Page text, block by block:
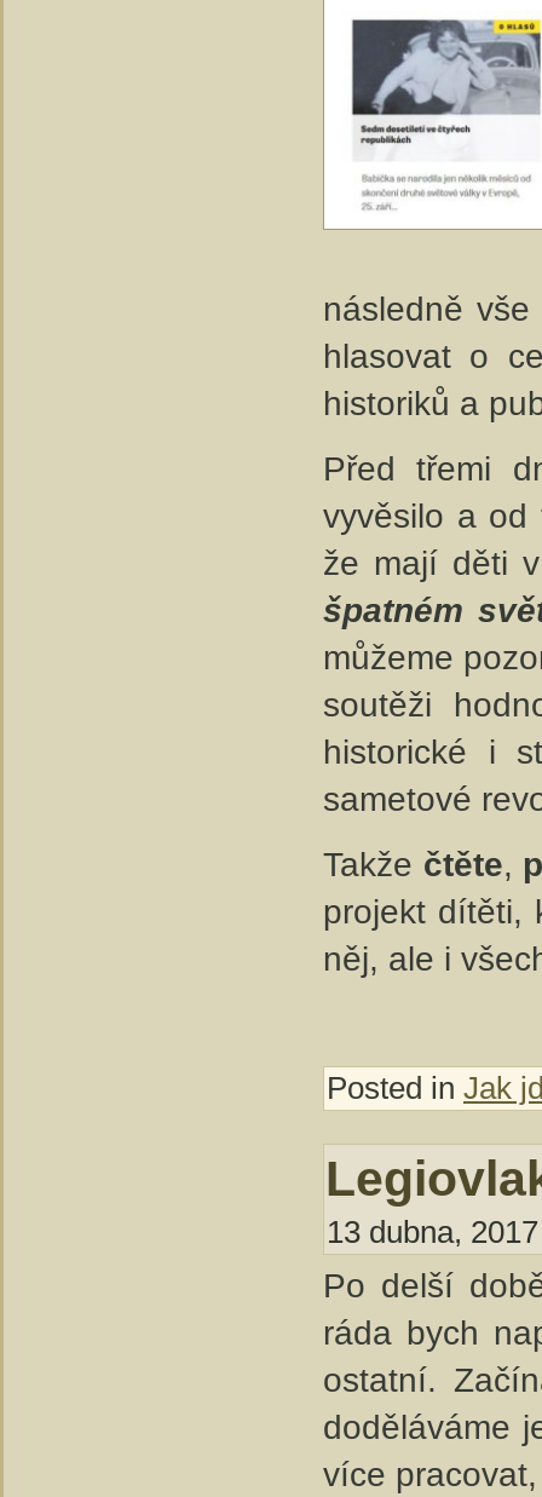
následně
hlasovat o
historiků a
Před třemi
vyvěsilo a od
že mají děti
špatném
můžeme
soutěži
historické i
sametové
Takže čtěte,
projekt dítěti,
něj, ale i
Posted in Jak
13 dubna,
Po delší
ráda bych
ostatní.
doděláváme
více